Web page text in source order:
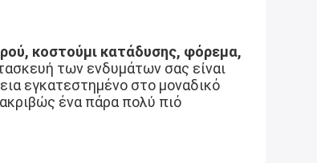
κοστούμι κατάδυσης, φόρεμα,
των ενδυμάτων σας είναι
εγκατεστημένο στο μοναδικό
ένα πάρα πολύ πιό